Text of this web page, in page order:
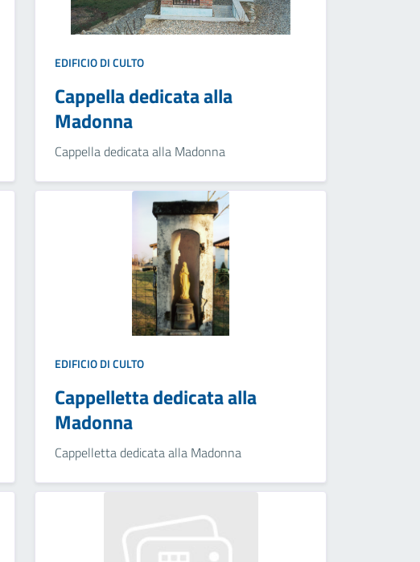
EDIFICIO DI CULTO
Cappella dedicata alla
Madonna
Cappella dedicata alla Madonna
EDIFICIO DI CULTO
Cappelletta dedicata alla
Madonna
Cappelletta dedicata alla Madonna